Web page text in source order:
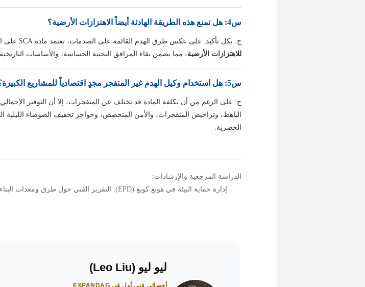
س4: هل تمنع هذه الطريقة الهادئة أيضاً الاهتزازات الأرضية؟
ج: بكل تأكيد. على عكس طرق الهدم القائمة على الصدمات، تعتمد مادة SCA على التمدد الكيميائي لشطر الصخور والخرسانة. وهذا يخلق
للاهتزازات الأرضية، مما يضمن بقاء المرافق التحتية الحساسة، والأساسات
س5: هل استخدام وكيل الهدم غير المتفجر مجدٍ اقتصادياً للمشاريع الكبيرة؟
ج: على الرغم من أن تكلفة المادة قد تختلف عن المتفجرات، إلا أن التوفير
الباهظ، وتراخيص المتفجرات، والأمن المتخصص، وحواجز تخفيف الضوضاء الليلية
الحضرية.
الدراسة المرجعية والإرشادات:
إدارة حماية البيئة في هونغ كونغ (EPD): التقرير الفني حول طرق ومعدات البناء الأكثر هدوءاً
ليو ليو (Leo Liu)